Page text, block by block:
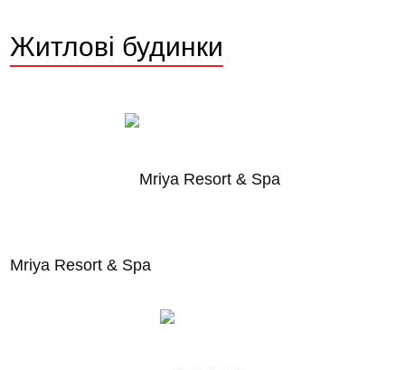
Житлові будинки
Mriya Resort & Spa